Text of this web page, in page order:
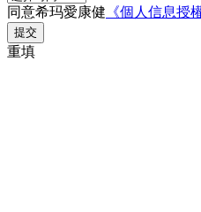
同意希玛愛康健 《個人信息授
提交
重填